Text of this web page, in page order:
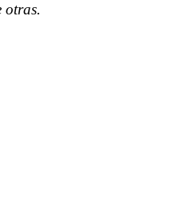
otras.